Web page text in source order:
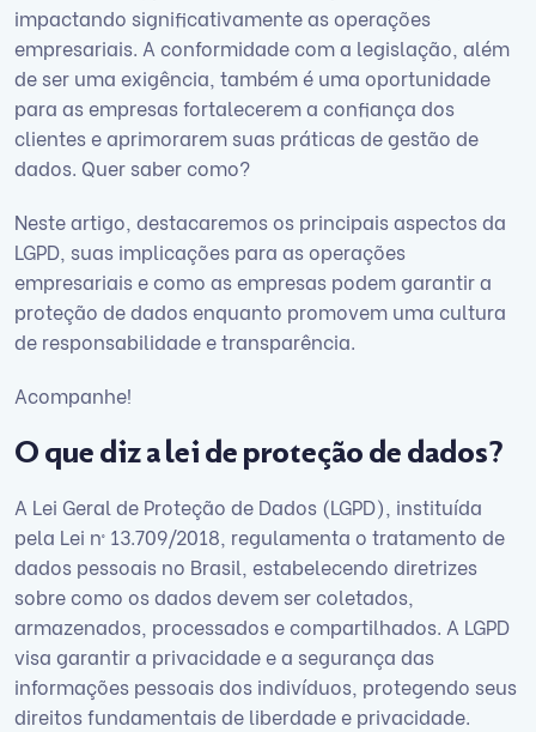
impactando significativamente as operações
empresariais. A conformidade com a legislação, além
de ser uma exigência, também é uma oportunidade
para as empresas fortalecerem a confiança dos
clientes e aprimorarem suas práticas de gestão de
dados. Quer saber como?
Neste artigo, destacaremos os principais aspectos da
LGPD, suas implicações para as operações
empresariais e como as empresas podem garantir a
proteção de dados enquanto promovem uma cultura
de responsabilidade e transparência.
Acompanhe!
O que diz a lei de proteção de dados?
A Lei Geral de Proteção de Dados (LGPD), instituída
pela Lei nº 13.709/2018, regulamenta o tratamento de
dados pessoais no Brasil, estabelecendo diretrizes
sobre como os dados devem ser coletados,
armazenados, processados e compartilhados. A LGPD
visa garantir a privacidade e a segurança das
informações pessoais dos indivíduos, protegendo seus
direitos fundamentais de liberdade e privacidade.